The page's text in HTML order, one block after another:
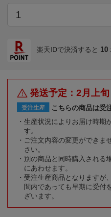
楽天IDで決済すると 10
発送予定：2月上旬
受注生産
こちらの商品は受
生産状況によりお届け時期
す。
ご注文内容の変更ができま
さい。
別の商品と同時購入される
にあわせます。
受注生産商品となりますが
間内であっても早期に受付
ざいます。